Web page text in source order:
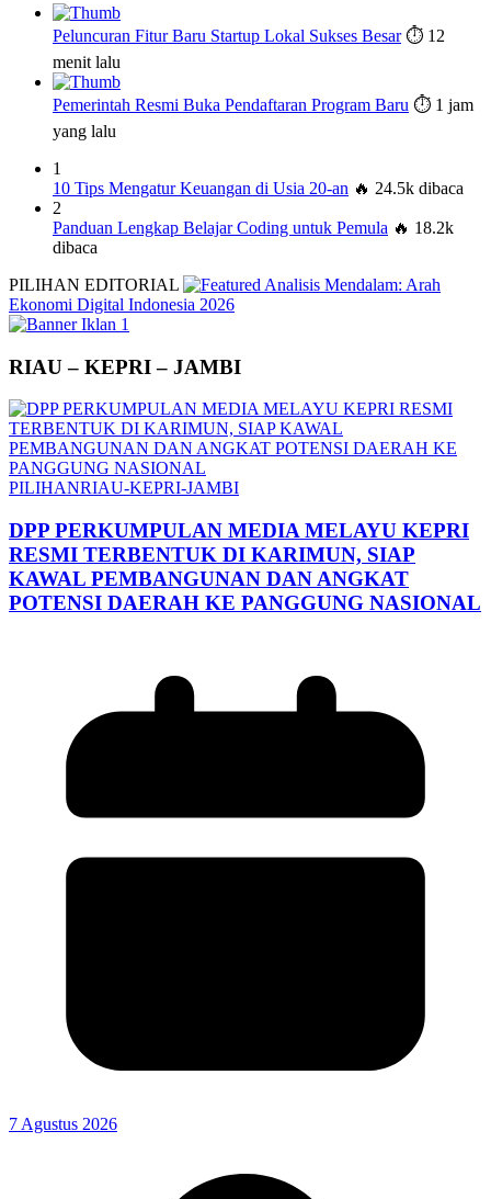
Peluncuran Fitur Baru Startup Lokal Sukses Besar ⏱️ 12
menit lalu
Pemerintah Resmi Buka Pendaftaran Program Baru ⏱️ 1 jam
yang lalu
1
10 Tips Mengatur Keuangan di Usia 20-an 🔥 24.5k dibaca
2
Panduan Lengkap Belajar Coding untuk Pemula 🔥 18.2k
dibaca
PILIHAN EDITORIAL
Analisis Mendalam: Arah
Ekonomi Digital Indonesia 2026
RIAU – KEPRI – JAMBI
PILIHANRIAU-KEPRI-JAMBI
DPP PERKUMPULAN MEDIA MELAYU KEPRI
RESMI TERBENTUK DI KARIMUN, SIAP
KAWAL PEMBANGUNAN DAN ANGKAT
POTENSI DAERAH KE PANGGUNG NASIONAL
7 Agustus 2026